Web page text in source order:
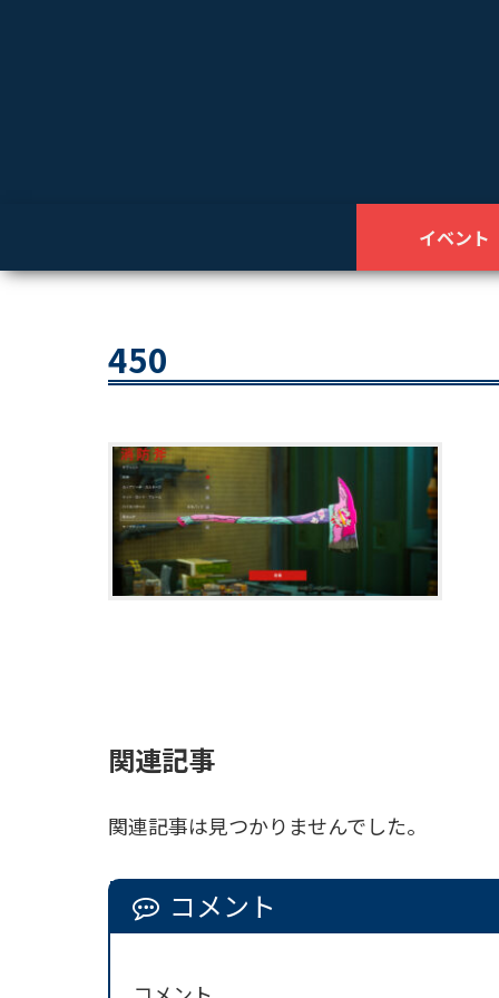
イベント
450
関連記事
関連記事は見つかりませんでした。
コメント